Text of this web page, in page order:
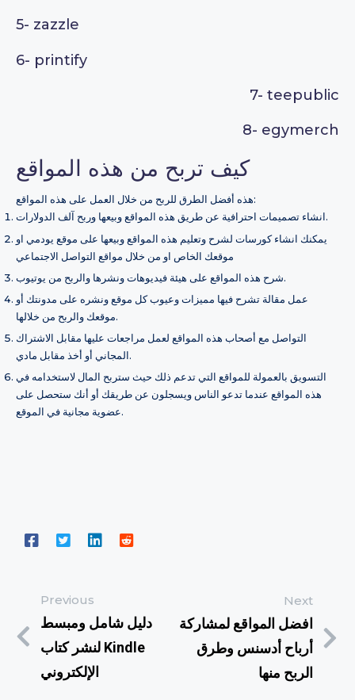
5- zazzle
6- printify
7- teepublic
8- egymerch
كيف تربح من هذه المواقع
هذه أفضل الطرق للربح من خلال العمل على هذه المواقع:
انشاء تصميمات احترافية عن طريق هذه المواقع وبيعها وربح آلف الدولارات.
يمكنك انشاء كورسات لشرح وتعليم هذه المواقع وبيعها على موقع يودمي او
موقعك الخاص او من خلال مواقع التواصل الاجتماعي
شرح هذه المواقع على هيئة فيديوهات ونشرها والربح من يوتيوب.
عمل مقالة تشرح فيها مميزات وعيوب كل موقع ونشره على مدونتك أو
موقعك والربح من خلالها.
التواصل مع أصحاب هذه المواقع لعمل مراجعات عليها مقابل الاشتراك
المجاني أو أخذ مقابل مادي.
التسويق بالعمولة للمواقع التي تدعم ذلك حيث ستربح المال لاستخدامه في
هذه المواقع عندما تدعو الناس ويسجلون عن طريقك أو أنك ستحصل على
عضوية مجانية في الموقع.
Previous
دليل شامل ومبسط
لنشر كتاب Kindle
الإلكتروني
Next
افضل المواقع لمشاركة
أرباح أدسنس وطرق
الربح منها